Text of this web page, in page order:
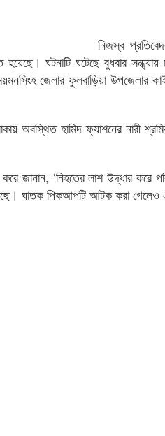
নিজস্ব
ঘটনাটি ঘটেছে বুধবার
জেলার ফুলবাড়িয়া উপজেলার
অবস্থিত হামিদ ফ্যাশনের নারী
জানান, ‘নিহতের লাশ উদ্ধার করে
ঘাতক পিকআপটি আটক করা